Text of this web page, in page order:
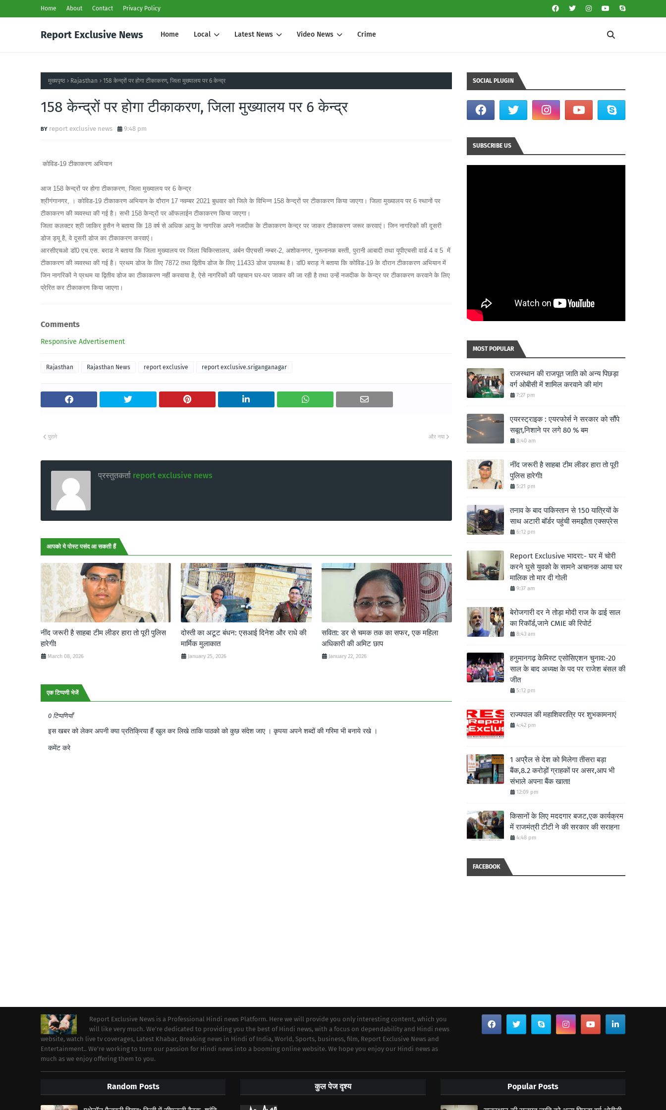
Home About Contact Privacy Policy
Report Exclusive News Home Local Latest News Video News Crime
मुख्यपृष्ठ Rajasthan 158 केन्द्रों पर होगा टीकाकरण, जिला मुख्यालय पर 6 केन्द्र
158 केन्द्रों पर होगा टीकाकरण, जिला मुख्यालय पर 6 केन्द्र
report exclusive news 9:48 pm
कोविड-19 टीकाकरण अभियान
आज 158 केन्द्रों पर होगा टीकाकरण, जिला मुख्यालय पर 6 केन्द्र
श्रीगंगानगर, । कोविड-19 टीकाकरण अभियान के दौरान 17 नवम्बर 2021 बुधवार को जिले के विभिन्न 158 केन्द्रों पर टीकाकरण किया जाएगा। जिला मुख्यालय पर 6 स्थानों पर
टीकाकरण की व्यवस्था की गई है। सभी 158 केन्द्रों पर ऑफलाईन टीकाकरण किया जाएगा।
जिला कलक्टर श्री जाकिर हुसैन ने बताया कि 18 वर्ष से अधिक आयु के नागरिक अपने नजदीक के टीकाकरण केन्द्र पर जाकर टीकाकरण जरूर करवाएं। जिन नागरिकों की दूसरी
डोज ड्यू है, वे दूसरी डोज का टीकाकरण करवाएं।
आरसीएचओ डॉ0 एच.एस. बराड ने बताया कि जिला मुख्यालय पर जिला चिकित्सालय, अर्बन पीएचसी नम्बर-2, अशोकनगर, गुरूनानक बस्ती, पुरानी आबादी तथा यूपीएचसी वार्ड 4 व 5 में
टीकाकरण की व्यवस्था की गई है। प्रथम डोज के लिए 7872 तथा द्वितीय डोज के लिए 11433 डोज उपलब्ध है। डॉ0 बराड़ ने बताया कि कोविड-19 के दौरान टीकाकरण अभियान में
जिन नागरिकों ने प्रथम या द्वितीय डोज का टीकाकरण नहीं करवाया है, ऐसे नागरिकों की पहचान घर-घर जाकर की जा रही है तथा उन्हें नजदीक के केन्द्र पर टीकाकरण करवाने के लिए
प्रेरित कर टीकाकरण किया जाएगा।
Comments
Responsive Advertisement
Rajasthan Rajasthan News report exclusive report exclusive.sriganganagar
और नया
पुराने
प्रस्तुतकर्ता report exclusive news
आपको ये पोस्ट पसंद आ सकती हैं
नींद जरूरी है साहब! टीम लीडर हारा तो पूरी पुलिस
हारेगी!
March 08, 2026
दोस्ती का अटूट बंधन: एसआई दिनेश और राधे की
मार्मिक मुलाकात
January 25, 2026
सविता: डर से चमक तक का सफर, एक महिला
अधिकारी की अमिट छाप
January 22, 2026
एक टिप्पणी भेजें
0 टिप्पणियाँ
इस खबर को लेकर अपनी क्या प्रतिक्रिया हैं खुल कर लिखे ताकि पाठको को कुछ संदेश जाए । कृपया अपने शब्दों की गरिमा भी बनाये रखे ।
कमेंट करे
SOCIAL PLUGIN
SUBSCRIBE US
MOST POPULAR
राजस्थान की राजपूत जाति को अन्य पिछड़ा
वर्ग ओबीसी में शामिल करवाने की मांग
7:27 pm
एयरस्ट्राइक : एयरफोर्स ने सरकार को सौंपे
सबूत,निशाने पर लगे 80 % बम
8:40 am
नींद जरूरी है साहब! टीम लीडर हारा तो पूरी
पुलिस हारेगी!
5:21 pm
तनाव के बाद पाकिस्तान से 150 यात्रियों के
साथ अटारी बॉर्डर पहुंची समझौता एक्सप्रेस
6:12 pm
Report Exclusive भादरा:- घर में चोरी
करने घुसे युवको के सामने अचानक आया घर
मालिक तो मार दी गोली
9:37 am
बेरोजगारी दर ने तोड़ा मोदी राज के ढाई साल
का रिकॉर्ड,जाने CMIE की रिपोर्ट
8:43 am
हनुमानगढ़ केमिस्ट एसोसिएशन चुनाव:-20
साल के बाद अध्यक्ष के पद पर राजेश बंसल की
जीत
5:12 pm
राज्यपाल की महाशिवरात्रि पर शुभकामनाएं
4:42 pm
1 अप्रैल से देश को मिलेगा तीसरा बड़ा
बैंक,8.2 करोड़ों ग्राहकों पर असर,आप भी
संभाले अपना बैंक खाता!
12:09 pm
किसानों के लिए मददगार बजट,एक कार्यक्रम
में राजमंत्री टीटी ने की सरकार की सराहना
4:48 pm
FACEBOOK
Report Exclusive News is a Professional Hindi news Platform. Here we will provide you only interesting content, which you
will like very much. We're dedicated to providing you the best of Hindi news, with a focus on dependability and Hindi news
website, watch live tv coverages, Latest Khabar, Breaking news in Hindi of India, World, Sports, business, film, Report Exclusive News and
Entertainment.. We're working to turn our passion for Hindi news into a booming online website. We hope you enjoy our Hindi news as
much as we enjoy offering them to you.
Random Posts कुल पेज दृश्य Popular Posts